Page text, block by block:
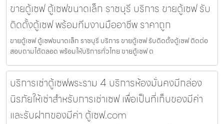
ขายตู้เซฟ ตู้เซฟขนาดเล็ก ราชบุรี บริการ ขายตู้เซฟ รับ
ติดตั้งตู้เซฟ พร้อมทีมงานมืออาชีพ ราคาถูก
ขายตู้เซฟ ตู้เซฟขนาดเล็ก ราชบุรี บริการ ขายตู้เซฟ รับติดตั้งตู้เซฟ ติดต่อ
สอบถามได้ตลอด พร้อมให้บริการทั่วไทย ขายตู้เซฟ ต
บริการเช่าตู้เซฟพระราม 4 บริการห้องมั่นคงมีกล่อง
นิรภัยให้เช่าสำหรับการเช่าเซฟ เพื่อเป็นที่เก็บของมีค่า
และรับฝากของมีค่า ตู้เซฟ.com